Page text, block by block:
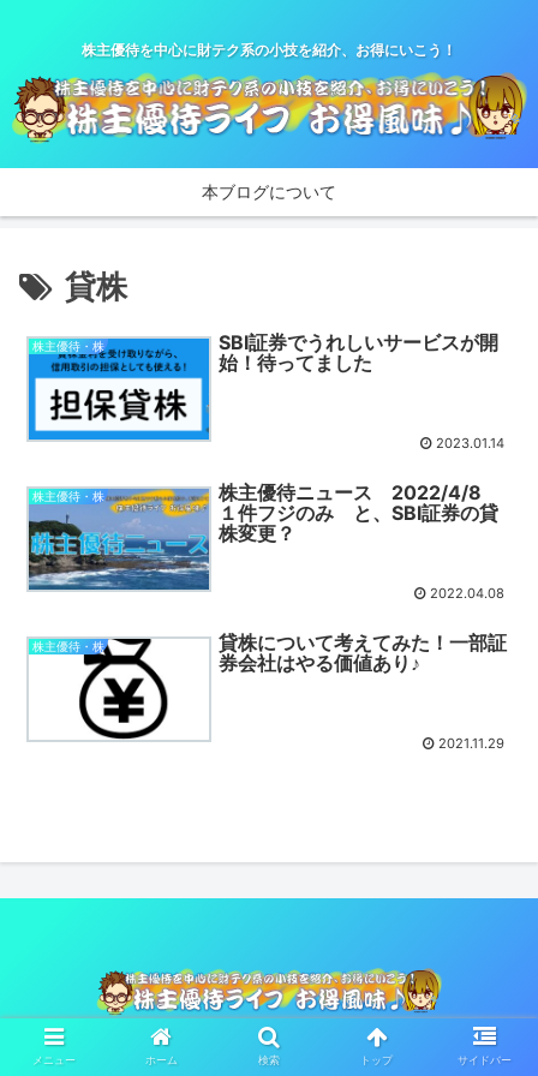
株主優待を中心に財テク系の小技を紹介、お得にいこう！
本ブログについて
貸株
株主優待・株
SBI証券でうれしいサービスが開
始！待ってました
2023.01.14
株主優待・株
株主優待ニュース 2022/4/8
１件フジのみ と、SBI証券の貸
株変更？
2022.04.08
株主優待・株
貸株について考えてみた！一部証
券会社はやる価値あり♪
2021.11.29
© 2021 株主優待ライフお得風味♪.
メニュー ホーム 検索 トップ サイドバー